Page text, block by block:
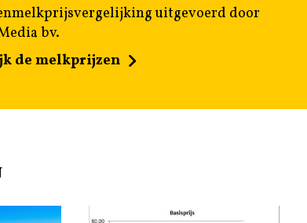
uitgevoerd door
bv.
de melkprijzen